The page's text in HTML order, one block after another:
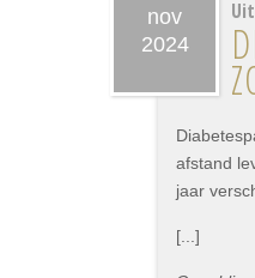
nov
2024
afstand
jaar
[...]